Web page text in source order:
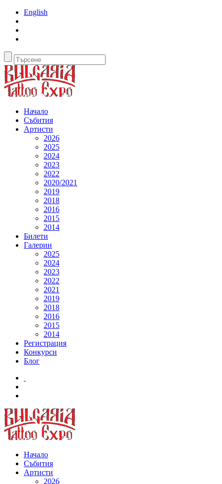
English
Начало
Събития
Артисти
2026
2025
2024
2023
2022
2020/2021
2019
2018
2016
2015
2014
Билети
Галерии
2025
2024
2023
2022
2021
2019
2018
2016
2015
2014
Регистрация
Конкурси
Блог
Начало
Събития
Артисти
2026